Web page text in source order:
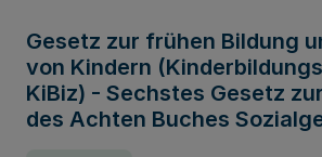
Gesetz zur frühen Bildung
von Kindern
KiBiz) - Sechstes Gesetz
des Achten Buches